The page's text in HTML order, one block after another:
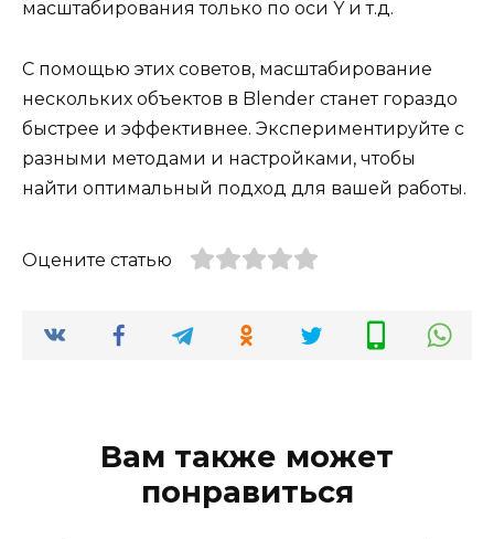
масштабирования только по оси Y и т.д.
С помощью этих советов, масштабирование
нескольких объектов в Blender станет гораздо
быстрее и эффективнее. Экспериментируйте с
разными методами и настройками, чтобы
найти оптимальный подход для вашей работы.
Оцените статью
Вам также может
понравиться